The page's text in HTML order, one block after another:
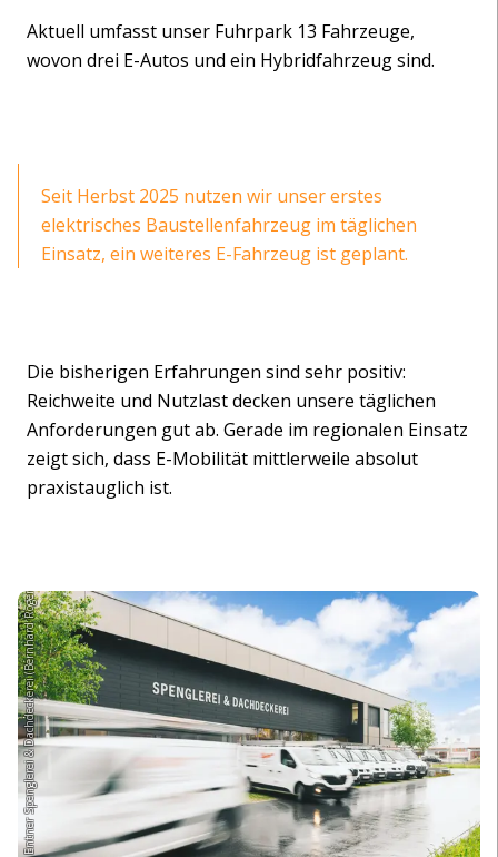
Aktuell umfasst unser Fuhrpark 13 Fahrzeuge,
wovon drei E-Autos und ein Hybridfahrzeug sind.
Seit Herbst 2025 nutzen wir unser erstes
elektrisches Baustellenfahrzeug im täglichen
Einsatz, ein weiteres E-Fahrzeug ist geplant.
Die bisherigen Erfahrungen sind sehr positiv:
Reichweite und Nutzlast decken unsere täglichen
Anforderungen gut ab. Gerade im regionalen Einsatz
zeigt sich, dass E-Mobilität mittlerweile absolut
praxistauglich ist.
Entner Spenglerei & Dachdeckerei (Bernhard Rogen)